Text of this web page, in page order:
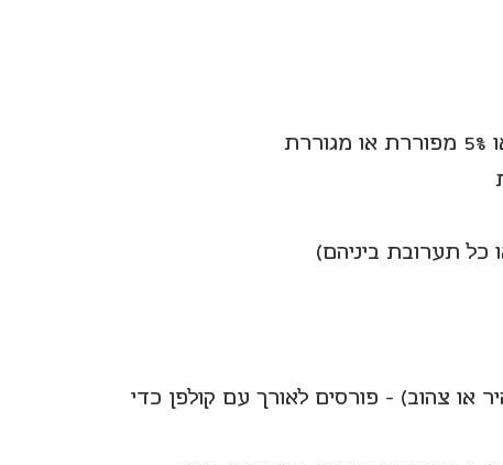
תערובת ביניהם)
או צהוב) - פורסים לאורך עם קולפן כדי